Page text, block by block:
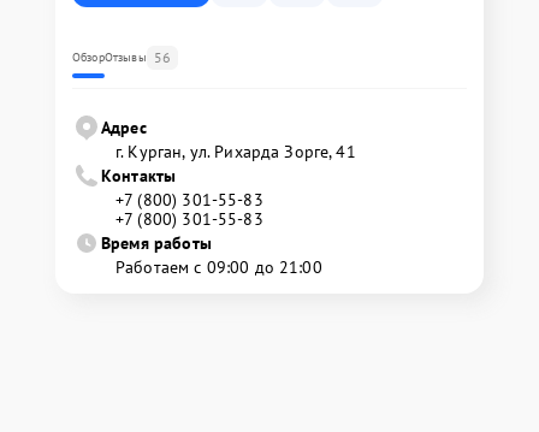
ОбзорОтзывы 56
Адрес
г. Курган, ул. Рихарда Зорге, 41
Контакты
+7 (800) 301-55-83
+7 (800) 301-55-83
Время работы
Работаем с 09:00 до 21:00